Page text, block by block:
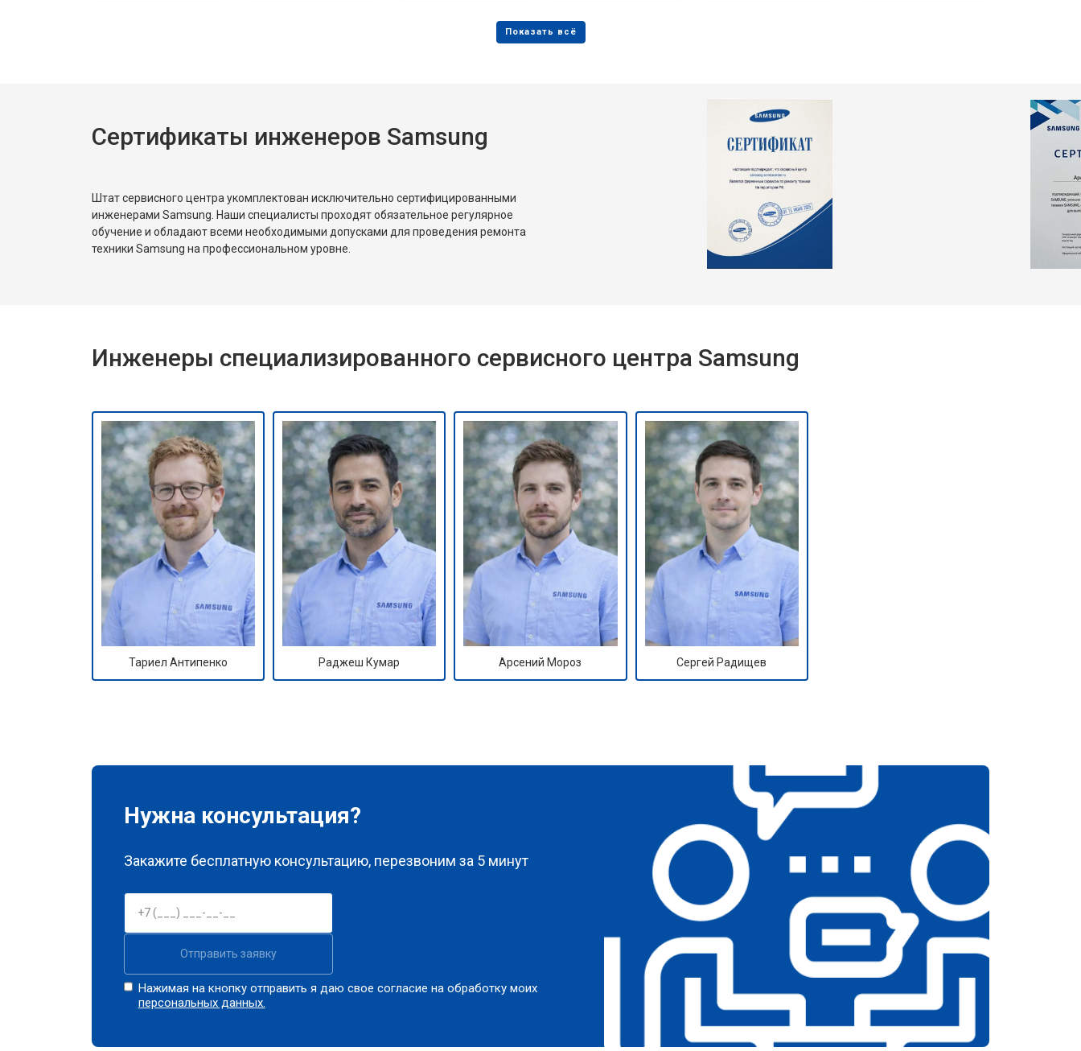
Сертификаты инженеров Samsung
Штат сервисного центра укомплектован исключительно сертифицированными
инженерами Samsung. Наши специалисты проходят обязательное регулярное
обучение и обладают всеми необходимыми допусками для проведения ремонта
техники Samsung на профессиональном уровне.
Инженеры специализированного сервисного центра Samsung
Тариел Антипенко Раджеш Кумар Арсений Мороз Сергей Радищев
Нужна консультация?
Закажите бесплатную консультацию, перезвоним за 5 минут
Отправить заявку
Нажимая на кнопку отправить я даю свое согласие на обработку моих
персональных данных.